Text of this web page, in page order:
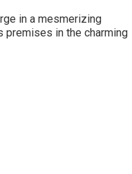
in a mesmerizing
premises in the charming